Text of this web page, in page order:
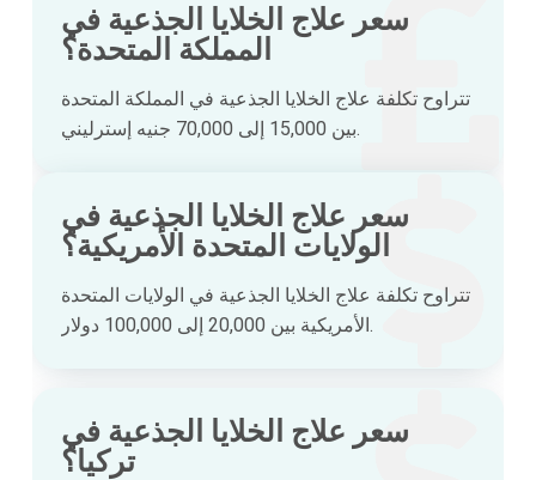
سعر علاج الخلايا الجذعية في
المملكة المتحدة؟
تتراوح تكلفة علاج الخلايا الجذعية في المملكة المتحدة
بين 15,000 إلى 70,000 جنيه إسترليني.
سعر علاج الخلايا الجذعية في
الولايات المتحدة الأمريكية؟
تتراوح تكلفة علاج الخلايا الجذعية في الولايات المتحدة
الأمريكية بين 20,000 إلى 100,000 دولار.
سعر علاج الخلايا الجذعية في
تركيا؟